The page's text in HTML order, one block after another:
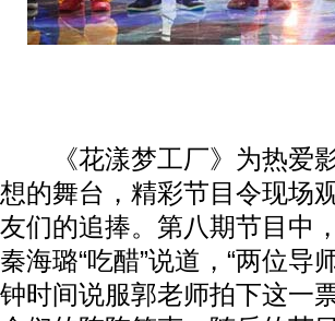
《花漾梦工厂》为热爱影
想的舞台，精彩节目令现场
友们的追捧。第八期节目中
秦海璐“吃醋”说道，“两位
钟时间说服郭老师拍下这一